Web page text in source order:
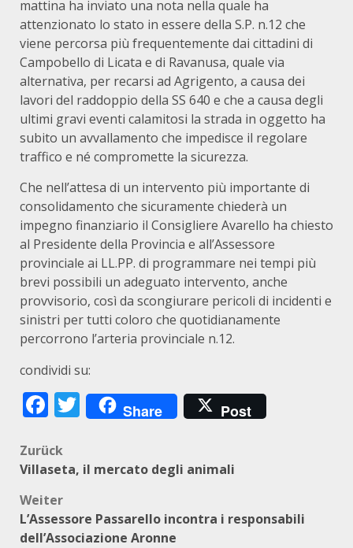
mattina ha inviato una nota nella quale ha
attenzionato lo stato in essere della S.P. n.12 che
viene percorsa più frequentemente dai cittadini di
Campobello di Licata e di Ravanusa, quale via
alternativa, per recarsi ad Agrigento, a causa dei
lavori del raddoppio della SS 640 e che a causa degli
ultimi gravi eventi calamitosi la strada in oggetto ha
subito un avvallamento che impedisce il regolare
traffico e né compromette la sicurezza.
Che nell’attesa di un intervento più importante di
consolidamento che sicuramente chiederà un
impegno finanziario il Consigliere Avarello ha chiesto
al Presidente della Provincia e all’Assessore
provinciale ai LL.PP. di programmare nei tempi più
brevi possibili un adeguato intervento, anche
provvisorio, così da scongiurare pericoli di incidenti e
sinistri per tutti coloro che quotidianamente
percorrono l’arteria provinciale n.12.
condividi su:
Facebook
Twitter
Share Post
Beitragsnavigation
Zurück
Villaseta, il mercato degli animali
Weiter
L’Assessore Passarello incontra i responsabili
dell’Associazione Aronne